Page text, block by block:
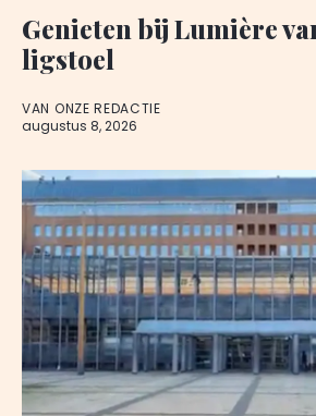
Genieten bij Lumière
ligstoel
VAN ONZE REDACTIE
augustus 8, 2026